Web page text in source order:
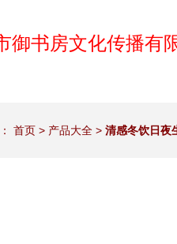
御书房文化传播有
首页 > 产品大全 > 清感冬饮日夜